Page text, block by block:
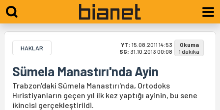
HAKLAR YT: 15.08.2011 14:53
SG: 31.10.2013 00:08
Okuma
1 dakika
Sümela Manastırı'nda Ayin
Trabzon'daki Sümela Manastırı'nda, Ortodoks
Hıristiyanların geçen yıl ilk kez yaptığı ayinin, bu sene
ikincisi gerçekleştirildi.